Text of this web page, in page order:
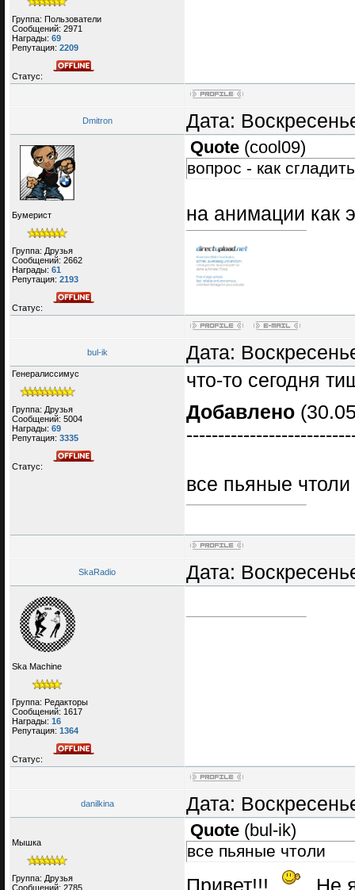
Группа: Пользователи
Сообщений: 2971
Награды: 69
Репутация: 2209
Статус:
Dmitron Дата:
Бумерист
Группа: Друзья
Сообщений: 2662
Награды: 61
Репутация: 2193
Статус:
Quote (cool09)
вопрос - как
на анимации как
bul-ik Дата:
Генералиссимус
Группа: Друзья
Сообщений: 5004
Награды: 69
Репутация: 3335
Статус:
что-то сегодня
Добавлено
все пьяные чтоли
SkaRadio Дата:
Ska Machine
Группа: Редакторы
Сообщений: 1617
Награды: 16
Репутация: 1364
Статус:
danilkina Дата:
Мышка
Группа: Друзья
Сообщений: 2785
Quote (bul-ik)
все пьяные чтоли
Привет!!! Не